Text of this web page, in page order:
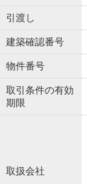
引渡し
建築確認番号
物件番号
取引条件の有効
期限
取扱会社